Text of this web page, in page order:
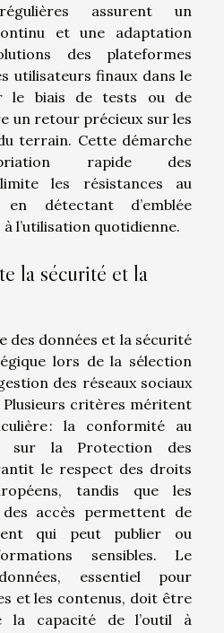
assurent un
et une adaptation
des plateformes
utilisateurs finaux dans le
le biais de tests ou de
un retour précieux sur les
terrain. Cette démarche
rapide des
les résistances au
détectant d’emblée
à l’utilisation quotidienne.
la sécurité et la
des données et la sécurité
lors de la sélection
des réseaux sociaux
critères méritent
: la conformité au
sur la Protection des
le respect des droits
tandis que les
accès permettent de
qui peut publier ou
sensibles. Le
essentiel pour
et les contenus, doit être
la capacité de l’outil à